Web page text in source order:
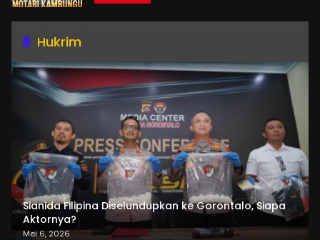
Hukrim
Sianida Filipina Diselundupkan ke Gorontalo, Siapa
Aktornya?
Mei 6, 2026